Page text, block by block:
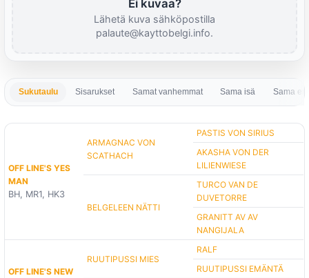
Ei kuvaa?
Lähetä kuva sähköpostilla
palaute@kayttobelgi.info.
Sukutaulu Sisarukset Samat vanhemmat Sama isä Sama
OFF LINE'S YES
MAN
BH, MR1, HK3
ARMAGNAC VON
SCATHACH
PASTIS VON SIRIUS
AKASHA VON DER
LILIENWIESE
BELGELEEN NÄTTI
TURCO VAN DE
DUVETORRE
GRANITT AV AV
NANGIJALA
OFF LINE'S NEW
RUUTIPUSSI MIES
RALF
RUUTIPUSSI EMÄNTÄ